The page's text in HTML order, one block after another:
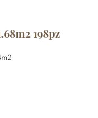
198pz